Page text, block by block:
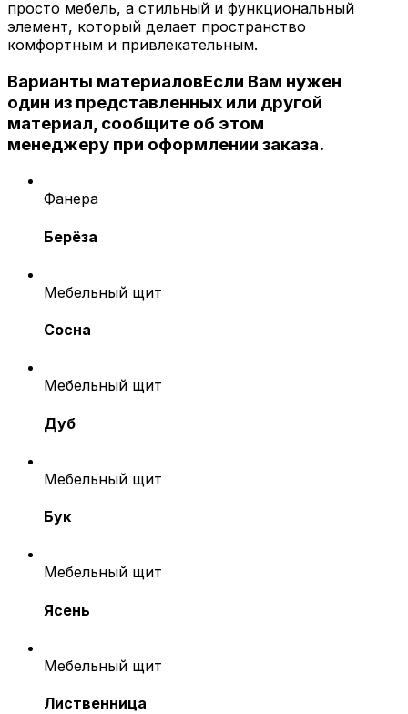
просто мебель, а стильный и функциональный
элемент, который делает пространство
комфортным и привлекательным.
Варианты материаловЕсли Вам нужен
один из представленных или другой
материал, сообщите об этом
менеджеру при оформлении заказа.
Фанера
Берёза
Мебельный щит
Сосна
Мебельный щит
Дуб
Мебельный щит
Бук
Мебельный щит
Ясень
Мебельный щит
Лиственница